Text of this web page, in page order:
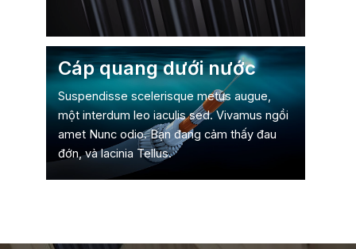
Cáp quang dưới nước
Suspendisse scelerisque metus augue,
một interdum leo iaculis sed. Vivamus ngồi
amet Nunc odio. Bạn đang cảm thấy đau
đớn, và lacinia Tellus.